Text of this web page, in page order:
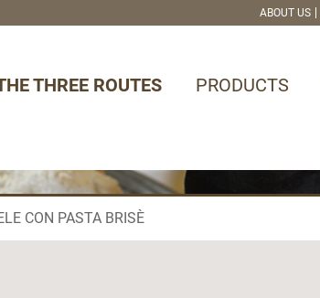
ABOUT US
THREE ROUTES PRODUCTS
CON PASTA BRISÈ